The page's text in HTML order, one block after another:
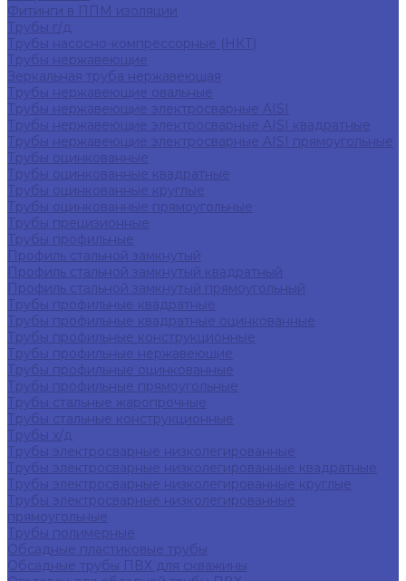
Фитинги в ППМ изоляции
Трубы г/д
Трубы насосно-компрессорные (НКТ)
Трубы нержавеющие
Зеркальная труба нержавеющая
Трубы нержавеющие овальные
Трубы нержавеющие электросварные AISI
Трубы нержавеющие электросварные AISI квадратные
Трубы нержавеющие электросварные AISI прямоугольные
Трубы оцинкованные
Трубы оцинкованные квадратные
Трубы оцинкованные круглые
Трубы оцинкованные прямоугольные
Трубы прецизионные
Трубы профильные
Профиль стальной замкнутый
Профиль стальной замкнутый квадратный
Профиль стальной замкнутый прямоугольный
Трубы профильные квадратные
Трубы профильные квадратные оцинкованные
Трубы профильные конструкционные
Трубы профильные нержавеющие
Трубы профильные оцинкованные
Трубы профильные прямоугольные
Трубы стальные жаропрочные
Трубы стальные конструкционные
Трубы х/д
Трубы электросварные низколегированные
Трубы электросварные низколегированные квадратные
Трубы электросварные низколегированные круглые
Трубы электросварные низколегированные
прямоугольные
Трубы полимерные
Обсадные пластиковые трубы
Обсадные трубы ПВХ для скважины